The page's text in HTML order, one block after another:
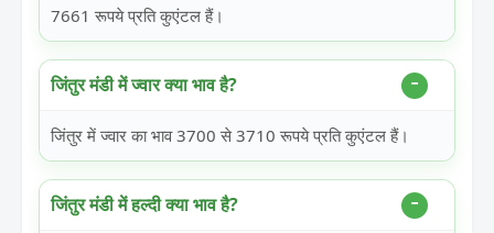
7661 रूपये प्रति कुएंटल हैं।
जिंतुर मंडी में ज्वार क्या भाव है?
जिंतुर में ज्वार का भाव 3700 से 3710 रूपये प्रति कुएंटल हैं।
जिंतुर मंडी में हल्दी क्या भाव है?